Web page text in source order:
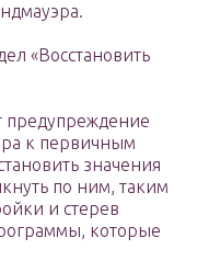
«Восстановить
предупреждение
к первичным
значения
по ним, таким
и стерев
которые